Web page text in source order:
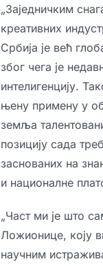
„Заједничким
креативних
Србија је већ
због чега је
интелигенцију.
њену примену у
земља
позицију сада
заснованих на
и националне
„Част ми је што
Ложионице, коју
научним